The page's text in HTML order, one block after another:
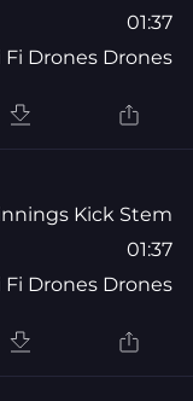
01:37
Fi Drones Drones
Kick Stem
01:37
Fi Drones Drones